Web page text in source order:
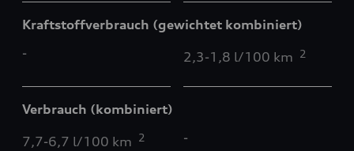
Kraftstoffverbrauch (gewichtet kombiniert)
-
2,3-1,8 l/100 km 2
Verbrauch (kombiniert)
7,7-6,7 l/100 km 2 -